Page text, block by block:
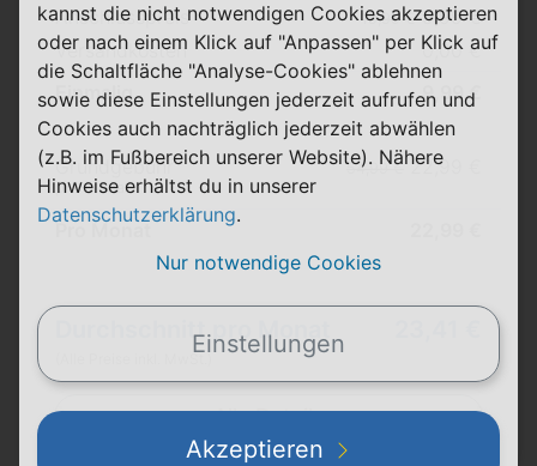
Anschlusspreis 19,99 €9,99 €
Versandkosten
0,00 €
Einmalig
9,99 €
Grundgebühr
pro Monat
54,99 €22,99 €
Pro Monat
Durchschnitt pro Monat
Alle Details
kannst die nicht notwendigen Cookies akzeptieren
oder nach einem Klick auf "Anpassen" per Klick auf
die Schaltfläche "Analyse-Cookies" ablehnen
sowie diese Einstellungen jederzeit aufrufen und
Cookies auch nachträglich jederzeit abwählen
(z.B. im Fußbereich unserer Website). Nähere
Hinweise erhältst du in unserer
Datenschutzerklärung.
Nur notwendige Cookies
Einstellungen
Akzeptieren